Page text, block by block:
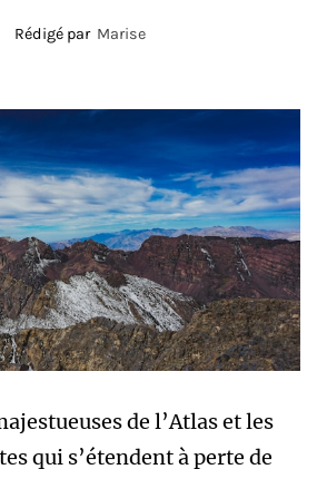
Rédigé par Marise
de l’Atlas et les
qui s’étendent à perte de